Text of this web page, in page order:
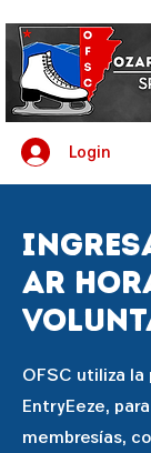
Login
ar
OFSC utiliza
EntryEeze,
membresías,